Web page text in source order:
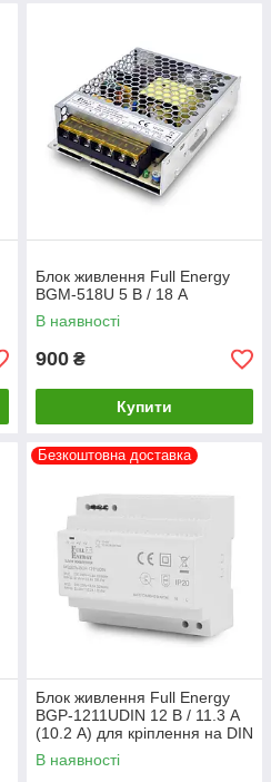
Блок живлення Full Energy
BGM-518U 5 В / 18 А
В наявності
900 ₴
Купити
Безкоштовна доставка
Блок живлення Full Energy
BGP-1211UDIN 12 В / 11.3 А
(10.2 А) для кріплення на DIN
рейку
В наявності